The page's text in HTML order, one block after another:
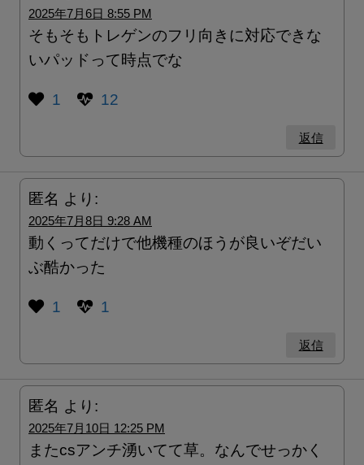
2025年7月6日 8:55 PM
そもそもトレゲンのフリ向きに対応できな
いパッドって時点でな
1 12
返信
匿名 より:
2025年7月8日 9:28 AM
動くってだけで他機種のほうが良いぞだい
ぶ酷かった
1 1
返信
匿名 より:
2025年7月10日 12:25 PM
またcsアンチ湧いてて草。なんでせっかく